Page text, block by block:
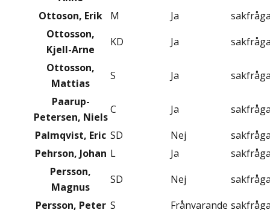
Ottoson, Erik
M Ja
Ottosson,
Kjell-Arne
KD Ja
Ottosson,
Mattias
S Ja
Paarup-
Petersen, Niels
C Ja
Palmqvist, Eric SD Nej
Pehrson, Johan L Ja
Persson,
Magnus
SD Nej
Persson, Peter S Frånvarande